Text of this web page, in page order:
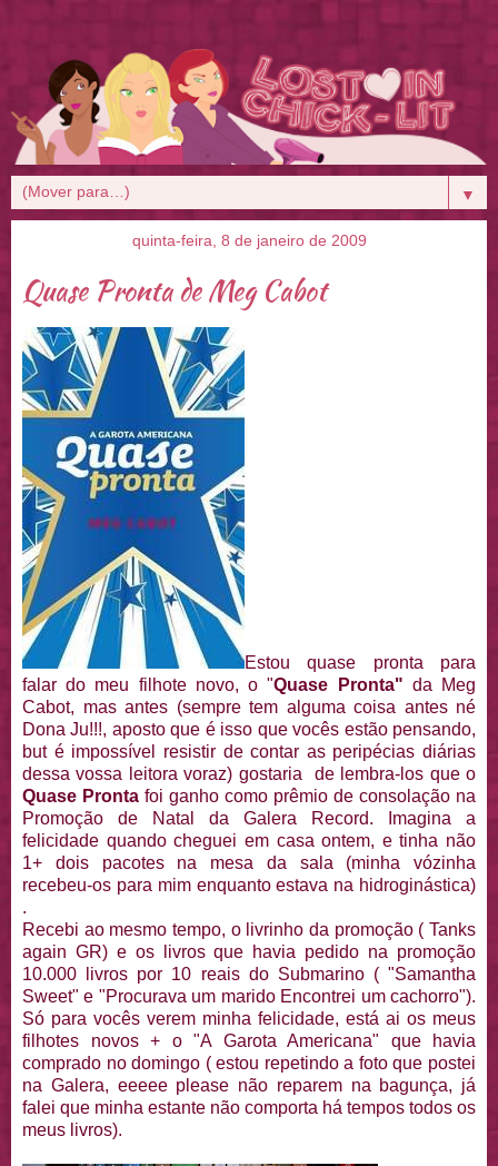
▼
quinta-feira, 8 de janeiro de 2009
Quase Pronta de Meg Cabot
Estou quase pronta para
falar do meu filhote novo, o "Quase Pronta" da Meg
Cabot, mas antes (sempre tem alguma coisa antes né
Dona Ju!!!, aposto que é isso que vocês estão pensando,
but é impossível resistir de contar as peripécias diárias
dessa vossa leitora voraz) gostaria de lembra-los que o
Quase Pronta foi ganho como prêmio de consolação na
Promoção de Natal da Galera Record. Imagina a
felicidade quando cheguei em casa ontem, e tinha não
1+ dois pacotes na mesa da sala (minha vózinha
recebeu-os para mim enquanto estava na hidroginástica)
.
Recebi ao mesmo tempo, o livrinho da promoção ( Tanks
again GR) e os livros que havia pedido na promoção
10.000 livros por 10 reais do Submarino ( "Samantha
Sweet" e "Procurava um marido Encontrei um cachorro").
Só para vocês verem minha felicidade, está ai os meus
filhotes novos + o "A Garota Americana" que havia
comprado no domingo ( estou repetindo a foto que postei
na Galera, eeeee please não reparem na bagunça, já
falei que minha estante não comporta há tempos todos os
meus livros).